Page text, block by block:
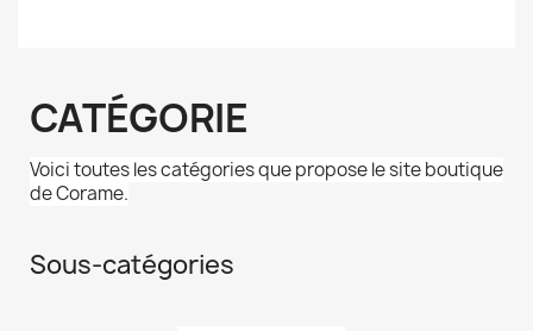
CATÉGORIE
Voici toutes les catégories que propose le site boutique
de Corame.
Sous-catégories